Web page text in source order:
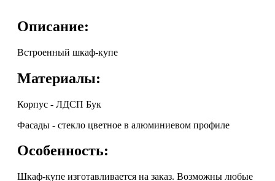
Описание:
Встроенный шкаф-купе
Материалы:
Корпус - ЛДСП Бук
Фасады - стекло цветное в алюминиевом профиле
Особенность:
Шкаф-купе изготавливается на заказ. Возможны любые